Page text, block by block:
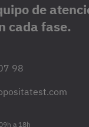
de
cada fase.
98
a 18h